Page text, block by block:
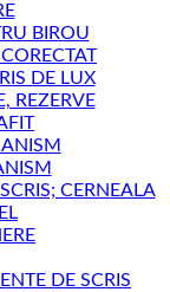
BIROU
DE LUX
REZERVE
CERNEALA
DE SCRIS